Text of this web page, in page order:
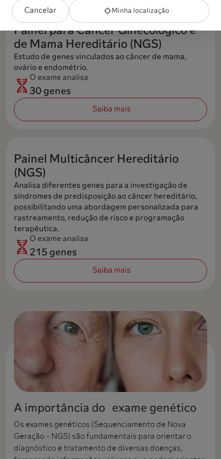
Painel para Câncer Ginecológico e
de Mama Hereditário (NGS)
Estudo de genes vinculados ao câncer de mama,
ovário e endométrio.
O exame analisa
30 genes
Saiba mais
Painel Multicâncer Hereditário
(NGS)
Analisa diferentes genes para a investigação de
síndromes de predisposição ao câncer hereditário,
possibilitando uma abordagem personalizada para
rastreamento, redução de risco e programação
terapêutica.
O exame analisa
215 genes
Saiba mais
A importância do exame genético
Os exames genéticos (Sequenciamento de Nova
Geração – NGS) são fundamentais para orientar o
diagnóstico e tratamento de diversas doenças,
Cancelar Minha localização